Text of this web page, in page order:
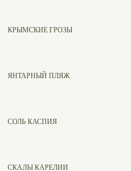
КРЫМСКИЕ ГРОЗЫ
ЯНТАРНЫЙ ПЛЯЖ
СОЛЬ КАСПИЯ
СКАЛЫ КАРЕЛИИ